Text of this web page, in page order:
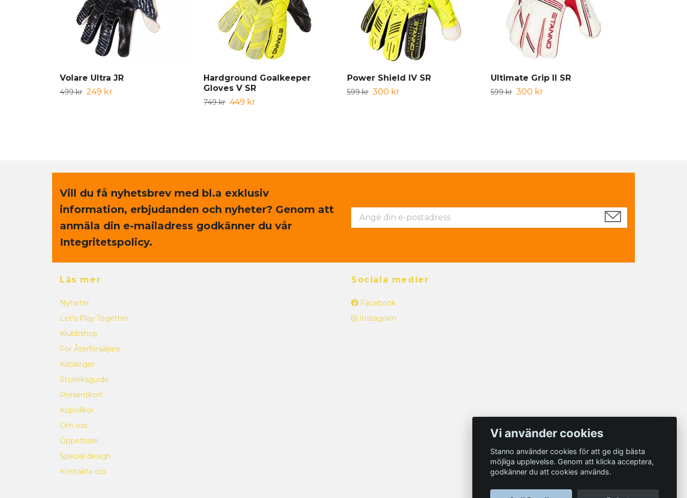
Volare Ultra JR
499 kr 249 kr
Hardground Goalkeeper
Gloves V SR
749 kr 449 kr
Power Shield IV SR
599 kr 300 kr
Ultimate Grip II SR
599 kr 300 kr
Vill du få nyhetsbrev med bl.a exklusiv
information, erbjudanden och nyheter? Genom att
anmäla din e-mailadress godkänner du vår
Integritetspolicy.
Läs mer
Nyheter
Let's Play Together
Klubbshop
För Återförsäljare
Kataloger
Storleksguide
Presentkort
Köpvillkor
Om oss
Öppettider
Special design
Kontakta oss
Sociala medier
Facebook
Instagram
Vi använder cookies
Stanno använder cookies för att ge dig bästa
möjliga upplevelse. Genom att klicka acceptera,
godkänner du att cookies används.